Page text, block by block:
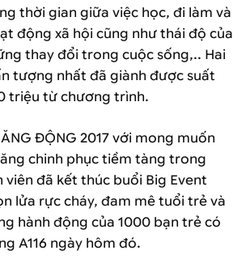
thời gian giữa việc học, đi làm và
động xã hội cũng như thái độ của
thay đổi trong cuộc sống,.. Hai
tượng nhất đã giành được suất
triệu từ chương trình.
ĐỘNG 2017 với mong muốn
chinh phục tiềm tàng trong
viên đã kết thúc buổi Big Event
lửa rực cháy, đam mê tuổi trẻ và
hành động của 1000 bạn trẻ có
A116 ngày hôm đó.